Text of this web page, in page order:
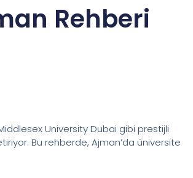
Rehberi
University Dubai gibi prestijli
Bu rehberde, Ajman’da üniversite